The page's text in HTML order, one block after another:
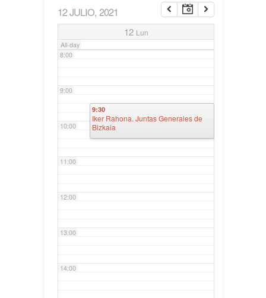
12 JULIO, 2021
12 Lun
All-day
7:00
8:00
9:00
10:00
11:00
12:00
13:00
14:00
9:30
Iker Rahona. Juntas Generales de
Bizkaia